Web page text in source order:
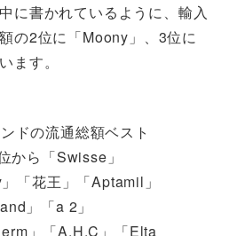
に書かれているように、輸入
の2位に「Moony」、3位に
ます。
ドの流通総額ベスト
から「Swisse」
」「花王」「Aptamil」
」「a 2」
」「A.H.C」「Elta